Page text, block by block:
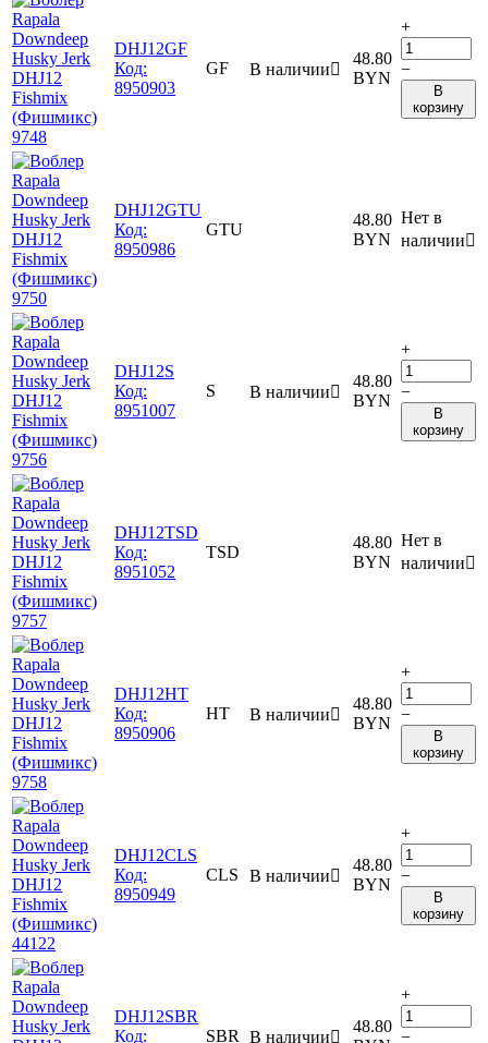
DHJ12GF
Код:
8950903
GF В наличии
48.80
BYN
+
−
В
корзину
DHJ12GTU
Код:
8950986
GTU
48.80
BYN
Нет в
наличии
DHJ12S
Код:
8951007
S В наличии
48.80
BYN
+
−
В
корзину
DHJ12TSD
Код:
8951052
TSD
48.80
BYN
Нет в
наличии
DHJ12HT
Код:
8950906
HT В наличии
48.80
BYN
+
−
В
корзину
DHJ12CLS
Код:
8950949
CLS В наличии
48.80
BYN
+
−
В
корзину
DHJ12SBR
Код:
SBR В наличии
48.80
+
−